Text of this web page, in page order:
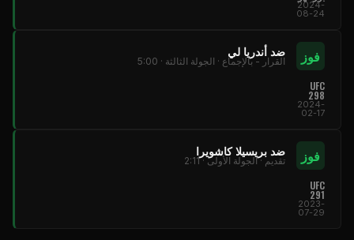
2024-
08-24
فوز ضد أندريا لي
القرار - بالإجماع · الجولة الثالثة · 5:00
UFC
298
2024-
02-17
فوز ضد بريسيلا كاشويرا
تقديم · الجولة الأولى · 2:11
UFC
291
2023-
07-29